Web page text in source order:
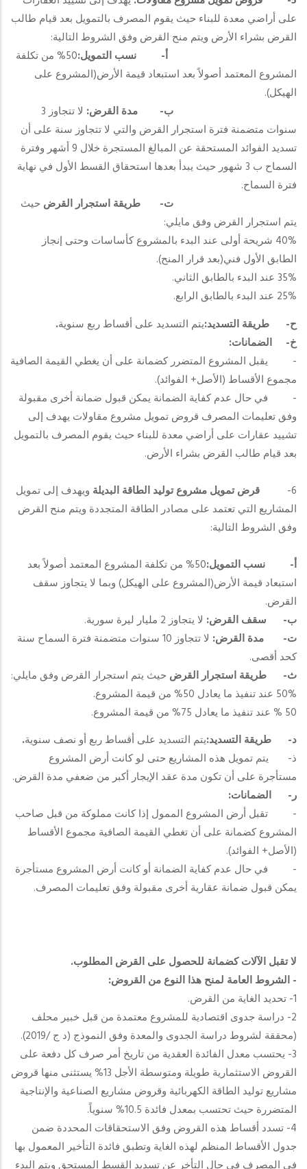
على أراضي معدة للبناء حيث يقوم المصرف بالتمويل بعد قيام طالب
القرض بشراء الأرض ويتم منح القرض وفق الشروط التالية:
أ‌- نسب التمويل:
50% من تكلفة
المشروع المعتمد أصولاً بعد استبعاد قيمة الأرض(المشروع على
الهيكل).
ب‌-
مدة القرض:
لا تتجاوز 3
سنوات متضمنة فترة استجرار القرض والتي لا تتجاوز سنة على أن
تسديد الفوائد المستحقة عن المبالغ المستجرة خلال 9 أشهر وفترة
السماح ب 3 شهور حيث يبدأ بعدها استحقاق القسط الأول في نهاية
فترة السماح.
ت‌- طريقة استجرار القرض حيث
يتم استجرار القرض وفق مايلي:
40% شريحة أولى عند البدء بالمشروع كأساسات وحتى إنجاز
الطابق الأول فني(بعد قرار المنح).
35% عند البدء بالطابق الثاني.
25% عند البدء بالطابق الرابع.
ح‌-
طريقة التسديد:يتم التسديد على أقساط ربع سنوية.
خ‌- الضمانات:
- يقبل المشروع المتضرر كضمانة على أن يغطي القيمة الصافية
مجموع الأقساط (الأصل+ الفوائد).
- في حال عدم كفاية الضمانة يمكن قبول ضمانة أخرى مقبولة
وفق تعليمات المصرف قروض تمويل مشروع مقاولات يهدف إلى
تشييد عقارات على أراضي معدة للبناء حيث يقوم المصرف بالتمويل
بعد قيام طالب القرض بشراء الأرض.
6- قرض تمويل مشروع توليد الطاقة البديلة ويهدف إلى تمويل
المشاريع التي تعتمد على مصادر الطاقة المتجددة ويتم منح القرض
وفق الشروط التالية:
أ‌- نسب التمويل:
50% من تكلفة المشروع المعتمد أصولاً بعد
استبعاد قيمة الأرض(المشروع على الهيكل) وبما لا يتجاوز سقف
القرض.
ب‌- سقف القرض: لا يتجاوز 2 مليار ليرة سورية.
ت‌-
مدة القرض:
لا تتجاوز 10 سنوات متضمنة فترة السماح سنة
كحد أقصى.
ث‌- طريقة استجرار القرض حيث يتم استجرار القرض وفق مايلي:
50% عند تنفيذ ما يعادل 50% من قيمة المشروع.
50 % عند تنفيذ ما يعادل 75% من قيمة المشروع.
د‌- طريقة التسديد:يتم التسديد على أقساط ربع أو نصف سنوية.
ذ‌- يتم تمويل هذه المشاريع حتى لو كانت أرض المشروع
مستأجرة على أن تكون مدة عقد الإيجار أكبر من ضعفي مدة القرض.
ر‌- الضمانات:
- تقبل أرض المشروع الممول إذا كانت مملوكة من قبل صاحب
المشروع كضمانة على أن تغطي القيمة الصافية مجموع الأقساط
(الأصل+ الفوائد).
- في حال عدم كفاية الضمانة أو كانت أرض المشروع مستأجرة
يمكن قبول ضمانة عقارية أخرى مقبولة وفق تعليمات المصرف.
لا تقبل الآلات كضمانة للحصول على القرض المطلوب.
- الشروط العامة لمنح هذا النوع من القروض:
1- تحديد الغاية من القرض.
2- دراسة جدوى اقتصادية للمشروع معتمدة من قبل خبير محلف
(محققة لشروط دراسة الجدوى والمعدة وفق النموذج (د ج /2019).
3- يحتسب معدل الفائدة العقدية من تاريخ أمر صرف كل دفعة على
القروض الاستثمارية طويلة ومتوسطة الأجل 13% يستثنى منها قروض
مشاريع توليد الطاقة الكهربائية وقروض مشاريع الصناعية والإنتاجية
المتضررة حيث تحتسب بمعدل فائدة 10.5% سنوياً.
4- تسدد أقساط هذه القروض وفق الاستحقاقات المحددة ضمن
جدول الأقساط المنظم لهذه الغاية وتطبق فائدة التأخير المعمول بها
في المصرف في حال التأخر عن تسديد القسط المستحق ويتم البدء